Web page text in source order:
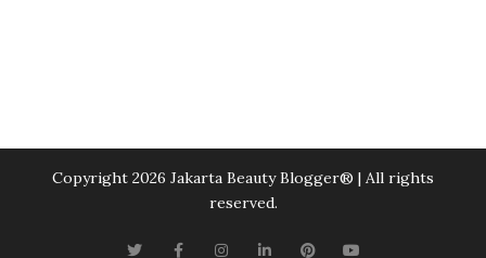
Copyright 2026 Jakarta Beauty Blogger®️ | All rights
reserved.